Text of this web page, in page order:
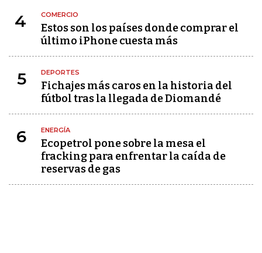
4 COMERCIO
Estos son los países donde comprar el
último iPhone cuesta más
5 DEPORTES
Fichajes más caros en la historia del
fútbol tras la llegada de Diomandé
6 ENERGÍA
Ecopetrol pone sobre la mesa el
fracking para enfrentar la caída de
reservas de gas